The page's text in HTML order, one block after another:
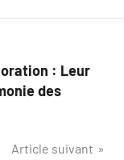
: Leur
des
Article suivant